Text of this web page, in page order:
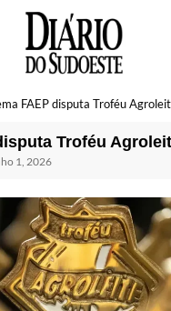
FAEP disputa Troféu
Troféu
1, 2026